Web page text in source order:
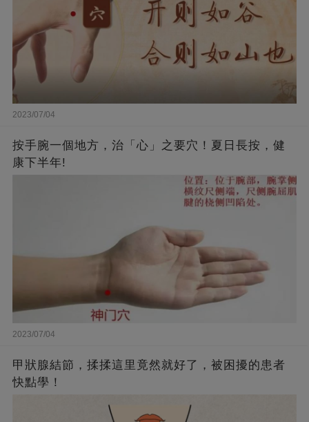
2023/07/04
按手腕一個地方，治「心」之要穴！夏日長按，健
康下半年!
2023/07/04
甲狀腺結節，揉揉這里竟然就好了，被困擾的患者
快點學！